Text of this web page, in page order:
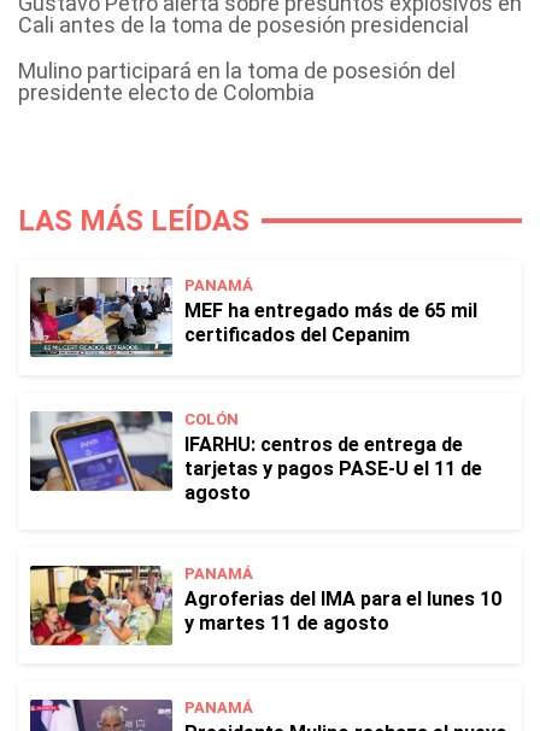
Cali antes de la toma de posesión presidencial
Mulino participará en la toma de posesión del
presidente electo de Colombia
LAS MÁS LEÍDAS
PANAMÁ
MEF ha entregado más de 65 mil
certificados del Cepanim
COLÓN
IFARHU: centros de entrega de
tarjetas y pagos PASE-U el 11 de
agosto
PANAMÁ
Agroferias del IMA para el lunes 10
y martes 11 de agosto
PANAMÁ